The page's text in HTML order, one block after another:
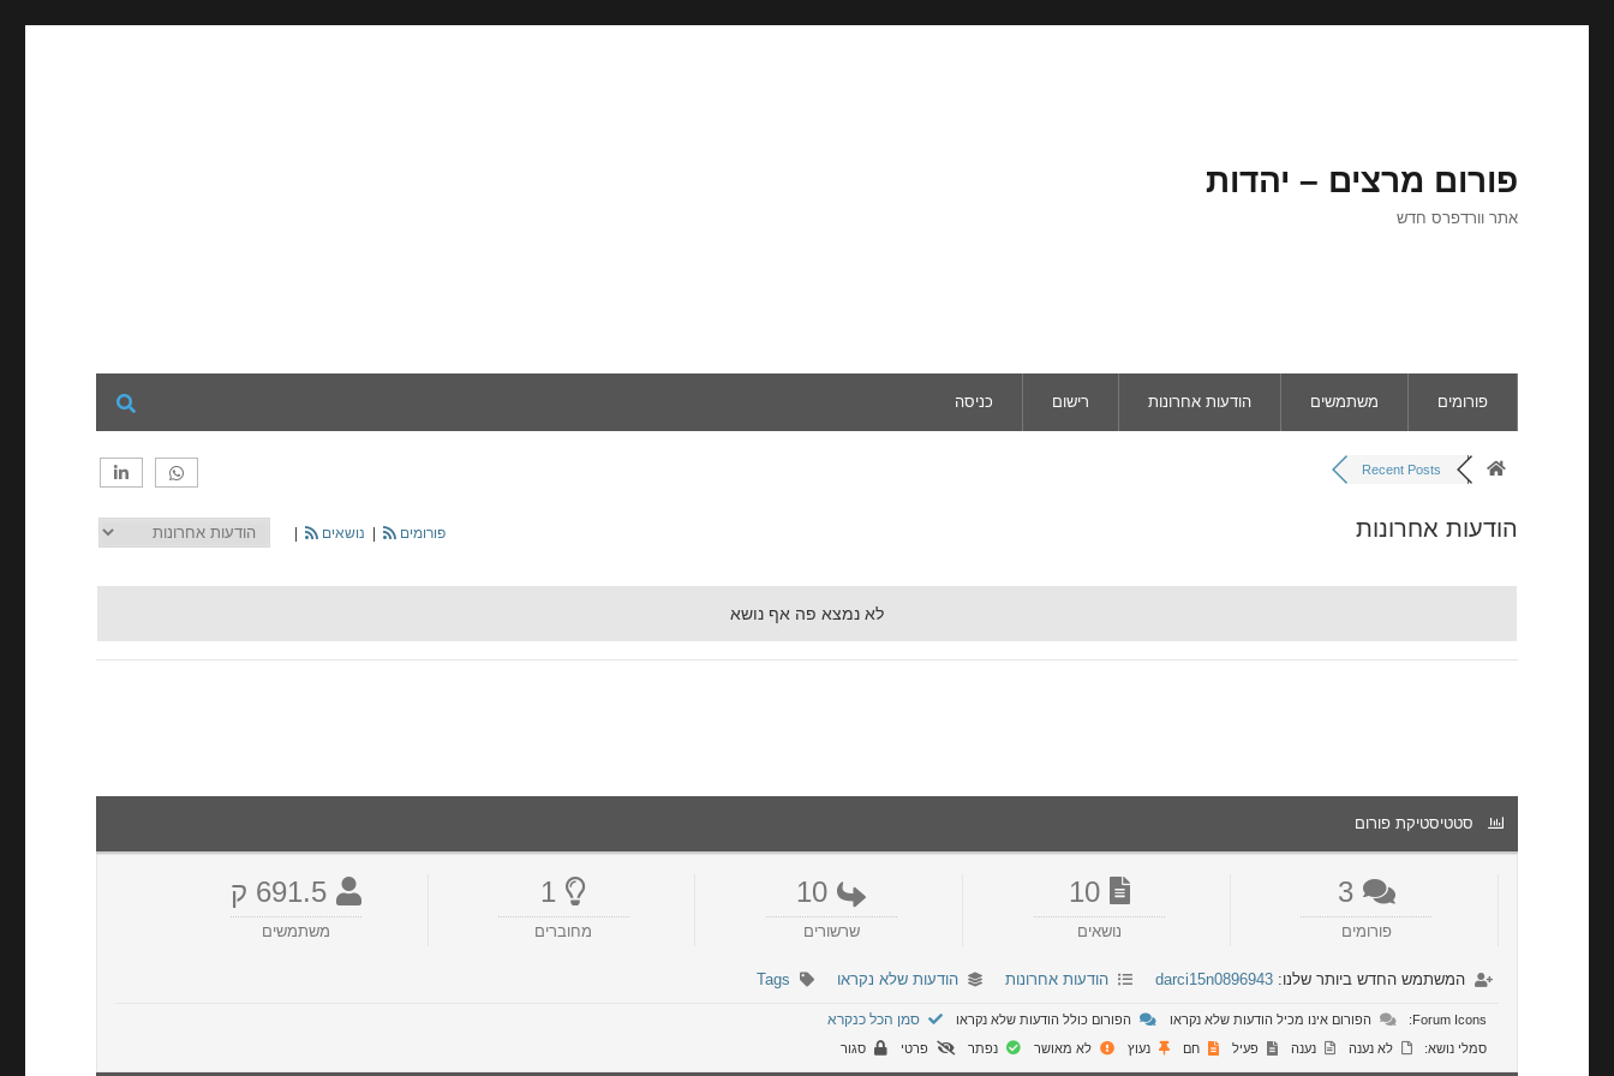
פורום מרצים – יהדות
אתר וורדפרס חדש
פורומים משתמשים הודעות אחרונות רישום כניסה
Recent Posts
הודעות אחרונות פורומים נושאים
לא נמצא פה אף נושא
סטטיסטיקת פורום
3
פורומים
10
נושאים
10
שרשורים
1
מחוברים
691.5 ק
משתמשים
המשתמש החדש ביותר שלנו:darci15n0896943 הודעות אחרונות הודעות שלא נקראו Tags
Forum Icons: הפורום אינו מכיל הודעות שלא נקראו הפורום כולל הודעות שלא נקראו סמן הכל כנקרא
סמלי נושא: לא נענה נענה פעיל חם נעוץ לא מאושר נפתר פרטי סגור